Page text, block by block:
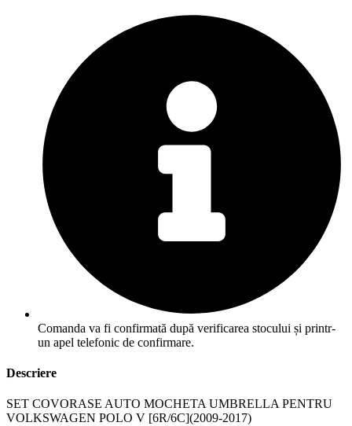
Comanda va fi confirmată după verificarea stocului și printr-
un apel telefonic de confirmare.
Descriere
SET COVORASE AUTO MOCHETA UMBRELLA PENTRU
VOLKSWAGEN POLO V [6R/6C](2009-2017)